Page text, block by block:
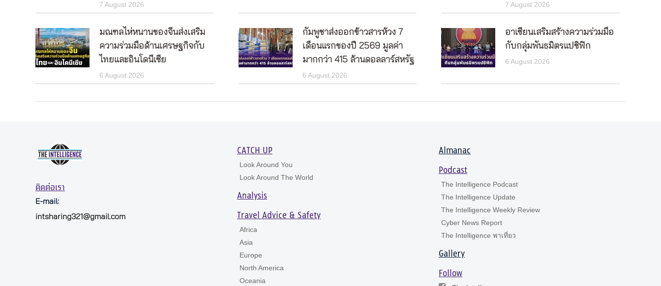
7 August 2026 7 August 2026
มณฑลไห่หนานของจีนส่งเสริม
ความร่วมมือด้านเศรษฐกิจกับ
ไทยและอินโดนีเซีย
6 August 2026
กัมพูชาส่งออกข้าวสารห้วง 7
เดือนแรกของปี 2569 มูลค่า
มากกว่า 415 ล้านดอลลาร์สหรัฐ
6 August 2026
อาเซียนเสริมสร้างความร่วมมือ
กับกลุ่มพันธมิตรแปซิฟิก
6 August 2026
ติดต่อเรา
E-mail:
intsharing321@gmail.com
CATCH UP
Look Around You
Look Around The World
Analysis
Travel Advice & Safety
Africa
Asia
Europe
North America
Oceania
Almanac
Podcast
The Intelligence Podcast
The Intelligence Update
The Intelligence Weekly Review
Cyber News Report
The Intelligence พาเที่ยว
Gallery
Follow